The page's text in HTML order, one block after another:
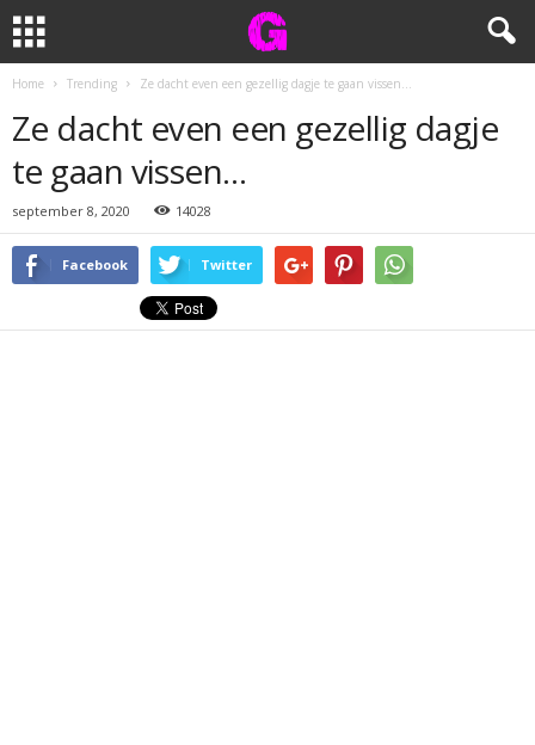
Home Trending Ze dacht even een gezellig dagje te gaan vissen…
Ze dacht even een gezellig dagje
te gaan vissen…
september 8, 2020 14028
Facebook Twitter